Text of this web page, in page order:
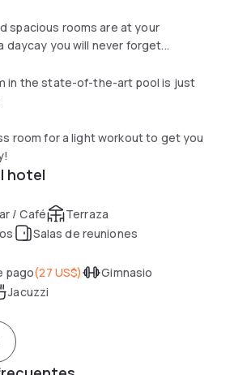
Delray Beach. Meeting facilities
with a convenient snack bar that
the lobby bar serves appetizers as
cocktails. This hotel is 0.8 km from
to the property.
spacious rooms are at your
daycay you will never forget...
in the state-of-the-art pool is just
room for a light workout to get you
hotel
/ Café
Terraza
Salas de reuniones
pago(27 US$)
Gimnasio
Jacuzzi